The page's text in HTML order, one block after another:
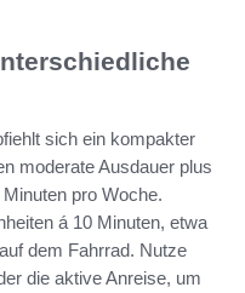
sich ein kompakter
moderate Ausdauer plus
pro Woche.
á 10 Minuten, etwa
dem Fahrrad. Nutze
die aktive Anreise, um